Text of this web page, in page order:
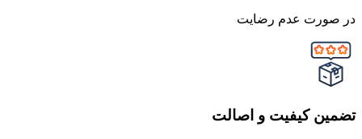
در صورت عدم رضایت
تضمین کیفیت و اصالت